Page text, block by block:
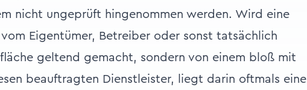
nicht ungeprüft hingenommen werden. Wird eine
vom Eigentümer, Betreiber oder sonst tatsächlich
geltend gemacht, sondern von einem bloß mit
beauftragten Dienstleister, liegt darin oftmals eine